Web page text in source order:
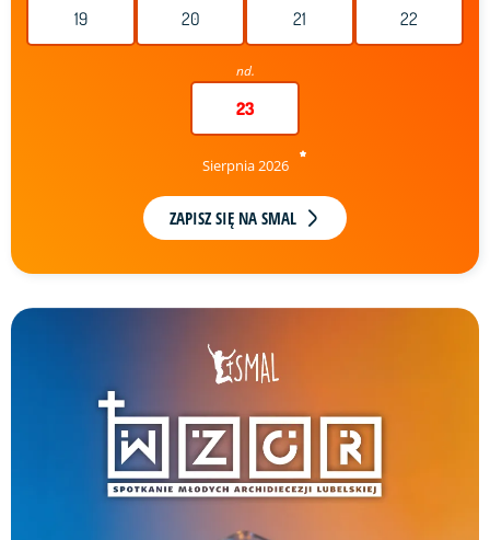
19 20 21 22
nd.
23
Sierpnia 2026
ZAPISZ SIĘ NA SMAL